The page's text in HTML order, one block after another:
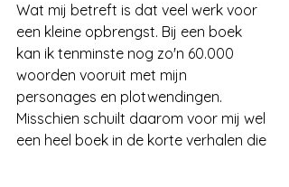
Wat mij betreft is dat veel werk voor
een kleine opbrengst. Bij een boek
kan ik tenminste nog zo'n 60.000
woorden vooruit met mijn
personages en plotwendingen.
Misschien schuilt daarom voor mij wel
een heel boek in de korte verhalen die